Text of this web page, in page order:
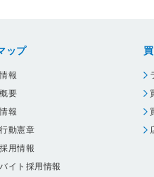
ップ
報
要
報
動憲章
用情報
イト採用情報